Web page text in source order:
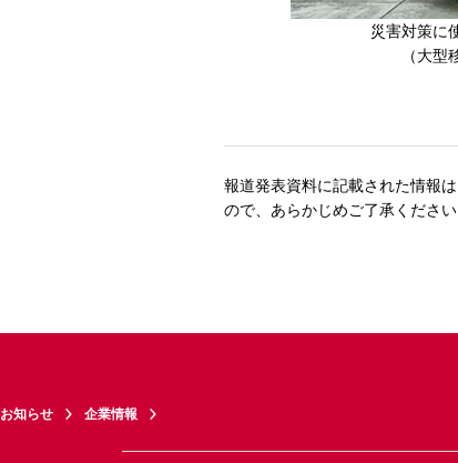
災害対策に
（大型
報道発表資料に記載された情報
ので、あらかじめご了承ください
お知らせ 企業情報